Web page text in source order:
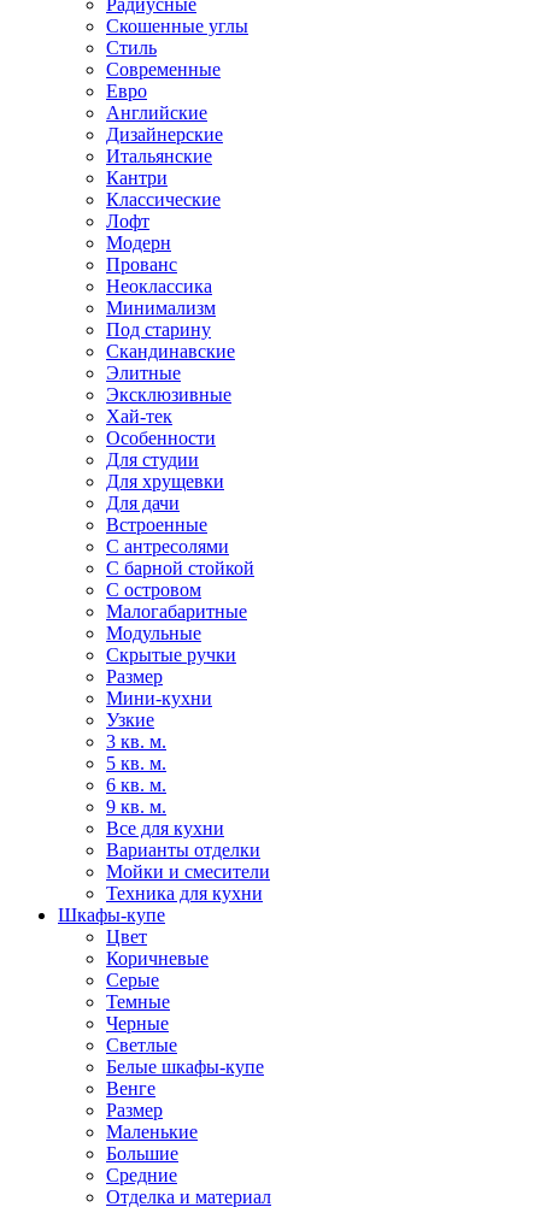
Радиусные
Скошенные углы
Стиль
Современные
Евро
Английские
Дизайнерские
Итальянские
Кантри
Классические
Лофт
Модерн
Прованс
Неоклассика
Минимализм
Под старину
Скандинавские
Элитные
Эксклюзивные
Хай-тек
Особенности
Для студии
Для хрущевки
Для дачи
Встроенные
С антресолями
С барной стойкой
С островом
Малогабаритные
Модульные
Скрытые ручки
Размер
Мини-кухни
Узкие
3 кв. м.
5 кв. м.
6 кв. м.
9 кв. м.
Все для кухни
Варианты отделки
Мойки и смесители
Техника для кухни
Шкафы-купе
Цвет
Коричневые
Серые
Темные
Черные
Светлые
Белые шкафы-купе
Венге
Размер
Маленькие
Большие
Средние
Отделка и материал